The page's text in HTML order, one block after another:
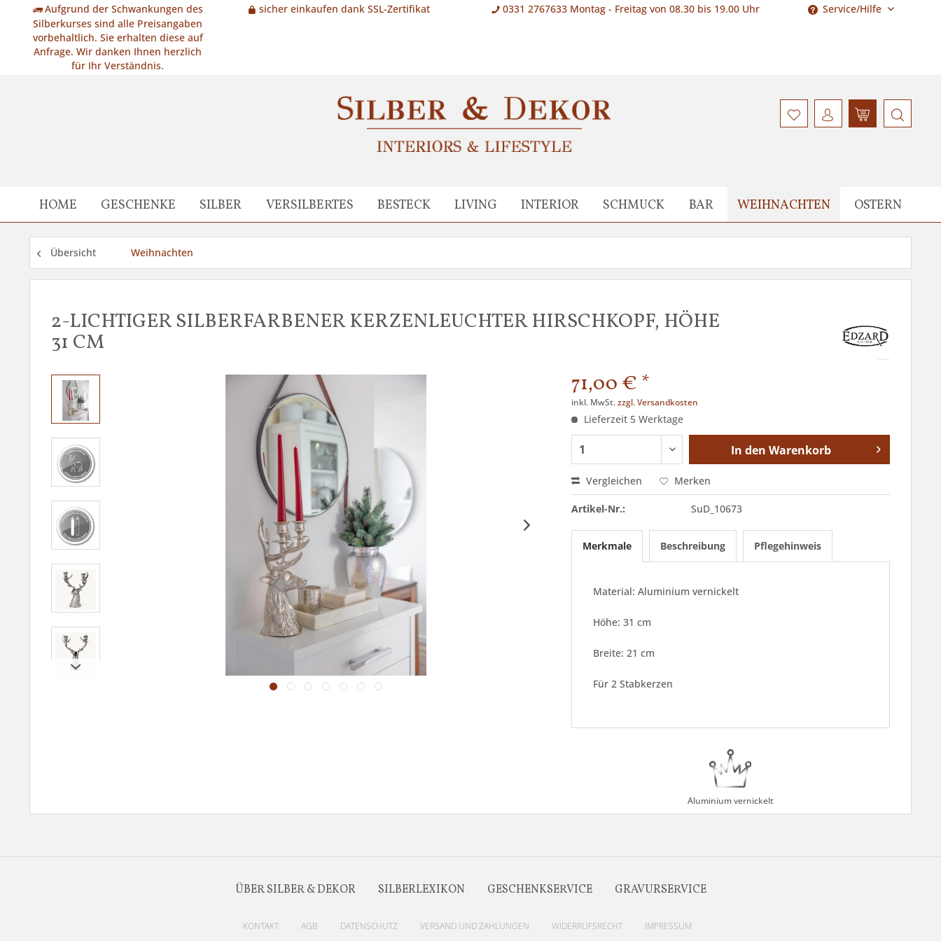
Aufgrund der Schwankungen des
Silberkurses sind alle Preisangaben
vorbehaltlich. Sie erhalten diese auf
Anfrage. Wir danken Ihnen herzlich
für Ihr Verständnis.
sicher einkaufen dank SSL-Zertifikat 0331 2767633 Montag - Freitag von 08.30 bis 19.00 Uhr Service/Hilfe
HOME GESCHENKE SILBER VERSILBERTES BESTECK LIVING INTERIOR SCHMUCK BAR WEIHNACHTEN OSTERN
Übersicht Weihnachten
2-LICHTIGER SILBERFARBENER KERZENLEUCHTER HIRSCHKOPF, HÖHE
31 CM
71,00 € *
inkl. MwSt.zzgl. Versandkosten
Lieferzeit 5 Werktage
In den Warenkorb
Vergleichen Merken
Artikel-Nr.: SuD_10673
Merkmale Beschreibung Pflegehinweis
Material: Aluminium vernickelt
Höhe: 31 cm
Breite: 21 cm
Für 2 Stabkerzen
Aluminium vernickelt
ÜBER SILBER & DEKOR SILBERLEXIKON GESCHENKSERVICE GRAVURSERVICE
KONTAKT AGB DATENSCHUTZ VERSAND UND ZAHLUNGEN WIDERRUFSRECHT IMPRESSUM